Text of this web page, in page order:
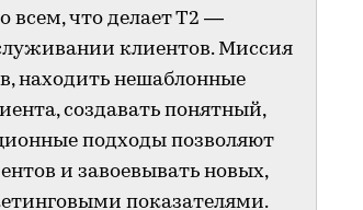
всем, что делает Т2 —
клиентов. Миссия
находить нешаблонные
создавать понятный,
подходы позволяют
и завоевывать новых,
показателями.